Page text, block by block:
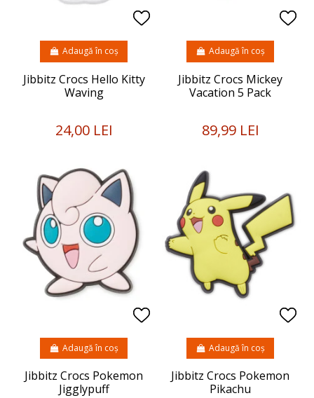
Jibbitz Crocs Hello Kitty
Waving
24,00 LEI
Adaugă în coș
Jibbitz Crocs Mickey
Vacation 5 Pack
89,99 LEI
Adaugă în coș
Jibbitz Crocs Pokemon
Jigglypuff
Adaugă în coș
Jibbitz Crocs Pokemon
Pikachu
Adaugă în coș